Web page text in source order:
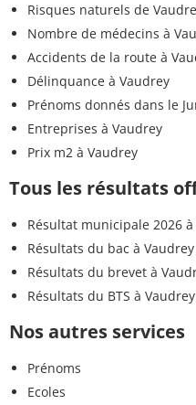
Risques naturels de
Nombre de médecins à
Accidents de la route à
Délinquance à Vaudrey
Prénoms donnés dans le
Entreprises à Vaudrey
Prix m2 à Vaudrey
Tous les résultats
Résultat municipale 2026
Résultats du bac à Vaudrey
Résultats du brevet à
Résultats du BTS à Vaudrey
Nos autres services
Prénoms
Ecoles